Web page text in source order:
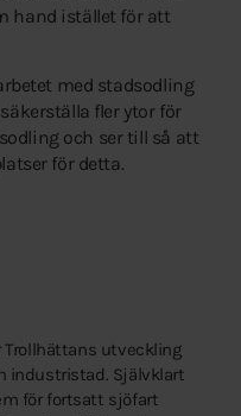
hand istället för att
med stadsodling
fler ytor för
och ser till så att
för detta.
Trollhättans utveckling
industristad. Självklart
för fortsatt sjöfart